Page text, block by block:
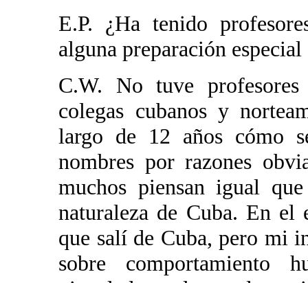
E.P. ¿Ha tenido
alguna preparación
C.W. No tuve
colegas cubanos y
largo de 12 años cómo
nombres por razones
muchos piensan igual
naturaleza de Cuba. En el
que salí de Cuba, pero mi
sobre comportamiento